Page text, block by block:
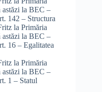
astăzi la BEC –
142 – Structura
la Primăria
astăzi la BEC –
16 – Egalitatea
la Primăria
astăzi la BEC –
1 – Statul